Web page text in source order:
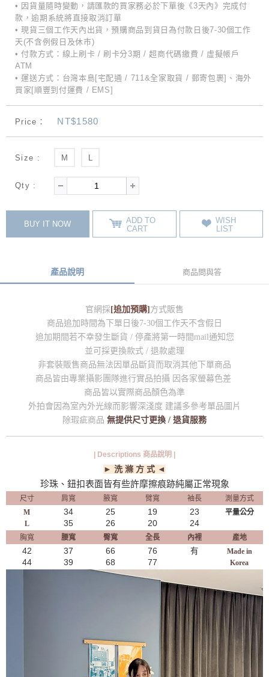
• 因貨量隨時變動，請匯款的買家務必於下單後《3天內》完成付
款，逾期系統將直接取消訂單
• 現貨三個工作天內出貨，預購商品到貨日為付款日後7-30個工作
天(不含例假日及休市)
• 付款方式：線上刷卡 / 刷卡分3期 / 超商代碼繳費 / 虛擬帳戶
ATM
• 運送方式：台灣本島[宅配通 / 711&全家取貨 / 郵寄包裹]、海外
買家[順豐到付運費 / EMS]
Price： NT$1580
Size : M L
Qty :
BUY IT NOW
ADD TO
CART
WISH
LIST
產品說明 商品問與答
官網採[追加預購]方式販售
商品追加時間為下單日後7-30個工作天不含假日
追加期間若不幸發生斷貨 / 停產將第一時間mail通知您
並可採更換款式 / 退款處理
非套裝販售商品無法因單品斷貨而取消其他下單商品
商品皆由專業攝影團隊進行實品拍攝 因各家螢幕色差
商品皆以實際商品顏色為準
外拍會因為室內外光線而影響深淺度 建議多參考單品圖片
除瑕疵商品 無提供尺寸更換 / 退貨服務
| Descriptions 商品說明 |
► 洗 滌 方 式 ◄
珍珠、鈕扣表面皆有些許摩擦痕跡純屬正常現象
尺寸 肩寬 腋寬 臂寬 袖長
測量方式
M
L
34
35
25
26
19
20
23
24
平量公分
胸寬 腰寬 臀寬 全長 內裡 產地
42
44
37
39
66
68
76
77
有
Made in
Korea